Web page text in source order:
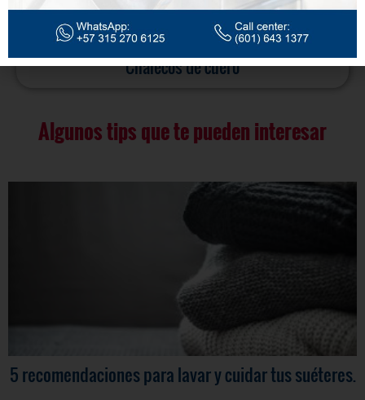
Chalecos de cuero
Algunos tips que te pueden interesar
5 recomendaciones para lavar y cuidar tus suéteres.